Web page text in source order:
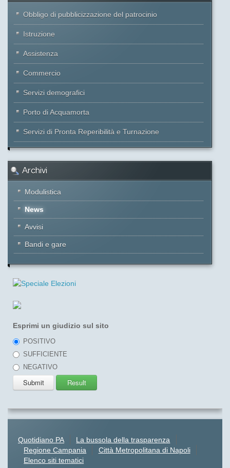
Obbligo di pubblicizzazione del patrocinio
Istruzione
Assistenza
Commercio
Servizi demografici
Porto di Acquamorta
Servizi di Pronta Reperibilità e Turnazione
Archivi
Modulistica
News
Avvisi
Bandi e gare
Esprimi un giudizio sul sito
POSITIVO
SUFFICIENTE
NEGATIVO
Quotidiano PA
La bussola della trasparenza
Regione Campania
Città Metropolitana di Napoli
Elenco siti tematici